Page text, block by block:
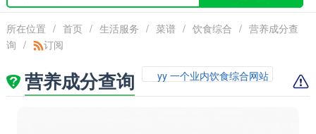
所在位置 / 首页 / 生活服务 / 菜谱 / 饮食综合 / 营养成分查
询 / 订阅
营养成分查询 yy 一个业内饮食综合网站